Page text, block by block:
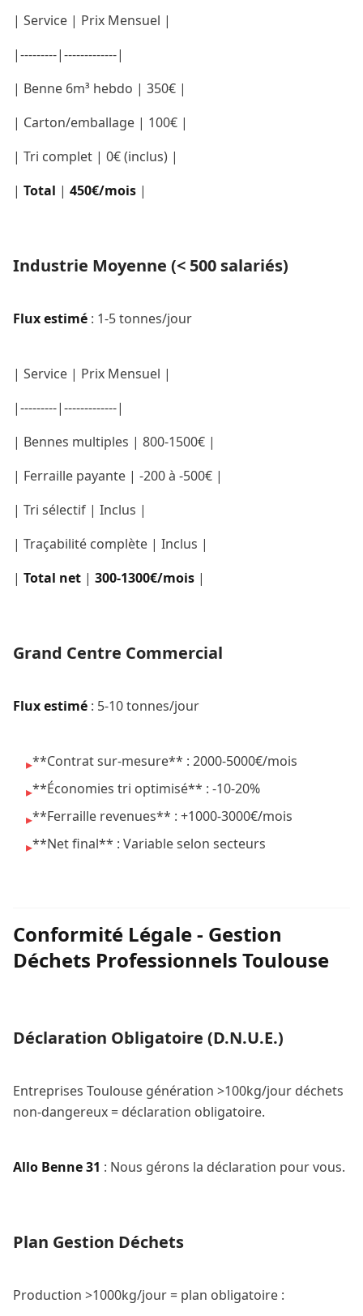
| Service | Prix Mensuel |
|---------|-------------|
| Benne 6m³ hebdo | 350€ |
| Carton/emballage | 100€ |
| Tri complet | 0€ (inclus) |
| Total | 450€/mois |
Industrie Moyenne (< 500 salariés)
Flux estimé : 1-5 tonnes/jour
| Service | Prix Mensuel |
|---------|-------------|
| Bennes multiples | 800-1500€ |
| Ferraille payante | -200 à -500€ |
| Tri sélectif | Inclus |
| Traçabilité complète | Inclus |
| Total net | 300-1300€/mois |
Grand Centre Commercial
Flux estimé : 5-10 tonnes/jour
▸**Contrat sur-mesure** : 2000-5000€/mois
▸**Économies tri optimisé** : -10-20%
▸**Ferraille revenues** : +1000-3000€/mois
▸**Net final** : Variable selon secteurs
Conformité Légale - Gestion
Déchets Professionnels Toulouse
Déclaration Obligatoire (D.N.U.E.)
Entreprises Toulouse génération >100kg/jour déchets
non-dangereux = déclaration obligatoire.
Allo Benne 31 : Nous gérons la déclaration pour vous.
Plan Gestion Déchets
Production >1000kg/jour = plan obligatoire :